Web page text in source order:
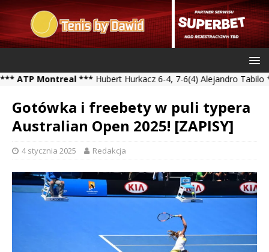
Montreal ***Hubert Hurkacz 6-4, 7-6(4) Alejandro Tabilo ***
Gotówka i freebety w puli typera
Australian Open 2025! [ZAPISY]
4 stycznia 2025 Redakcja